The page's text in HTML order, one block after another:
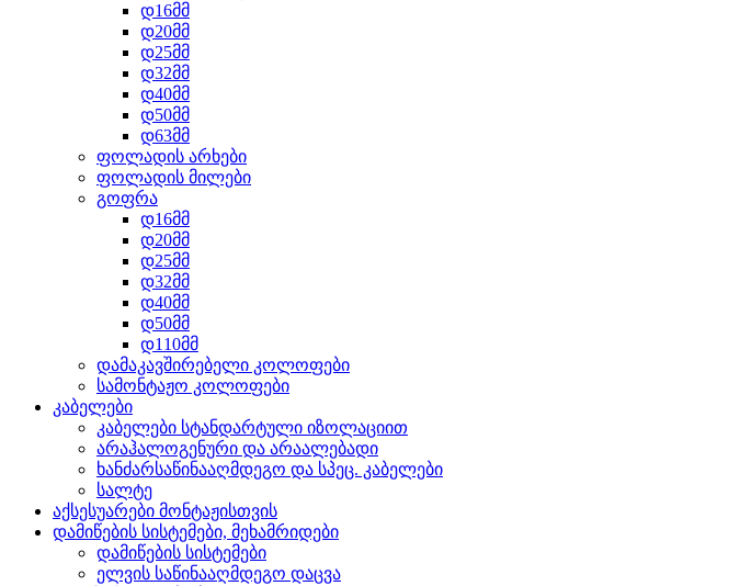
დ16მმ
დ20მმ
დ25მმ
დ32მმ
დ40მმ
დ50მმ
დ63მმ
ფოლადის არხები
ფოლადის მილები
გოფრა
დ16მმ
დ20მმ
დ25მმ
დ32მმ
დ40მმ
დ50მმ
დ110მმ
დამაკავშირებელი კოლოფები
სამონტაჟო კოლოფები
კაბელები
კაბელები სტანდარტული იზოლაციით
არაჰალოგენური და არაალებადი
ხანძარსაწინააღმდეგო და სპეც. კაბელები
სალტე
აქსესუარები მონტაჟისთვის
დამიწების სისტემები, მეხამრიდები
დამიწების სისტემები
ელვის საწინააღმდეგო დაცვა